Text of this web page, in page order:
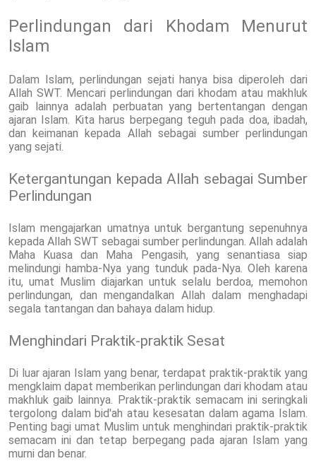
Perlindungan dari Khodam Menurut
Islam
Dalam Islam, perlindungan sejati hanya bisa diperoleh dari
Allah SWT. Mencari perlindungan dari khodam atau makhluk
gaib lainnya adalah perbuatan yang bertentangan dengan
ajaran Islam. Kita harus berpegang teguh pada doa, ibadah,
dan keimanan kepada Allah sebagai sumber perlindungan
yang sejati.
Ketergantungan kepada Allah sebagai Sumber
Perlindungan
Islam mengajarkan umatnya untuk bergantung sepenuhnya
kepada Allah SWT sebagai sumber perlindungan. Allah adalah
Maha Kuasa dan Maha Pengasih, yang senantiasa siap
melindungi hamba-Nya yang tunduk pada-Nya. Oleh karena
itu, umat Muslim diajarkan untuk selalu berdoa, memohon
perlindungan, dan mengandalkan Allah dalam menghadapi
segala tantangan dan bahaya dalam hidup.
Menghindari Praktik-praktik Sesat
Di luar ajaran Islam yang benar, terdapat praktik-praktik yang
mengklaim dapat memberikan perlindungan dari khodam atau
makhluk gaib lainnya. Praktik-praktik semacam ini seringkali
tergolong dalam bid'ah atau kesesatan dalam agama Islam.
Penting bagi umat Muslim untuk menghindari praktik-praktik
semacam ini dan tetap berpegang pada ajaran Islam yang
murni dan benar.